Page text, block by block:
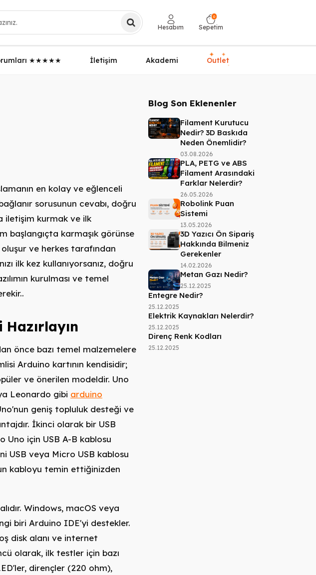
Hesabım
0
Sepetim
★★★★★ İletişim Akademi Outlet
✦ ✦
✦
en kolay ve eğlenceli
sorusunun cevabı, doğru
iletişim kurmak ve ilk
başlangıçta karmaşık görünse
ve herkes tarafından
ilk kez kullanıyorsanız, doğru
kurulması ve temel
önce bazı temel malzemelere
Arduino kartının kendisidir;
ve önerilen modeldir. Uno
Leonardo gibi arduino
geniş topluluk desteği ve
İkinci olarak bir USB
Uno için USB A-B kablosu
USB veya Micro USB kablosu
kabloyu temin ettiğinizden
Windows, macOS veya
biri Arduino IDE'yi destekler.
disk alanı ve internet
olarak, ilk testler için bazı
dirençler (220 ohm),
Blog Son Eklenenler
Filament Kurutucu
Nedir? 3D Baskıda
Neden Önemlidir?
03.08.2026
PLA, PETG ve ABS
Filament Arasındaki
Farklar Nelerdir?
26.05.2026
Robolink Puan
Sistemi
13.05.2026
3D Yazıcı Ön Sipariş
Hakkında Bilmeniz
Gerekenler
14.02.2026
Metan Gazı Nedir?
25.12.2025
Entegre Nedir?
25.12.2025
Elektrik Kaynakları Nelerdir?
25.12.2025
Direnç Renk Kodları
25.12.2025